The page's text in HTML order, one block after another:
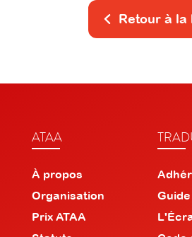
Retour à la
ATAA
À propos
Organisation
Prix ATAA